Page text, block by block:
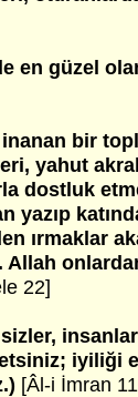
en güzel
bir
yahut
dostluk
yazıp
ırmaklar
Allah
22]
sizler,
[Âl-i İmran